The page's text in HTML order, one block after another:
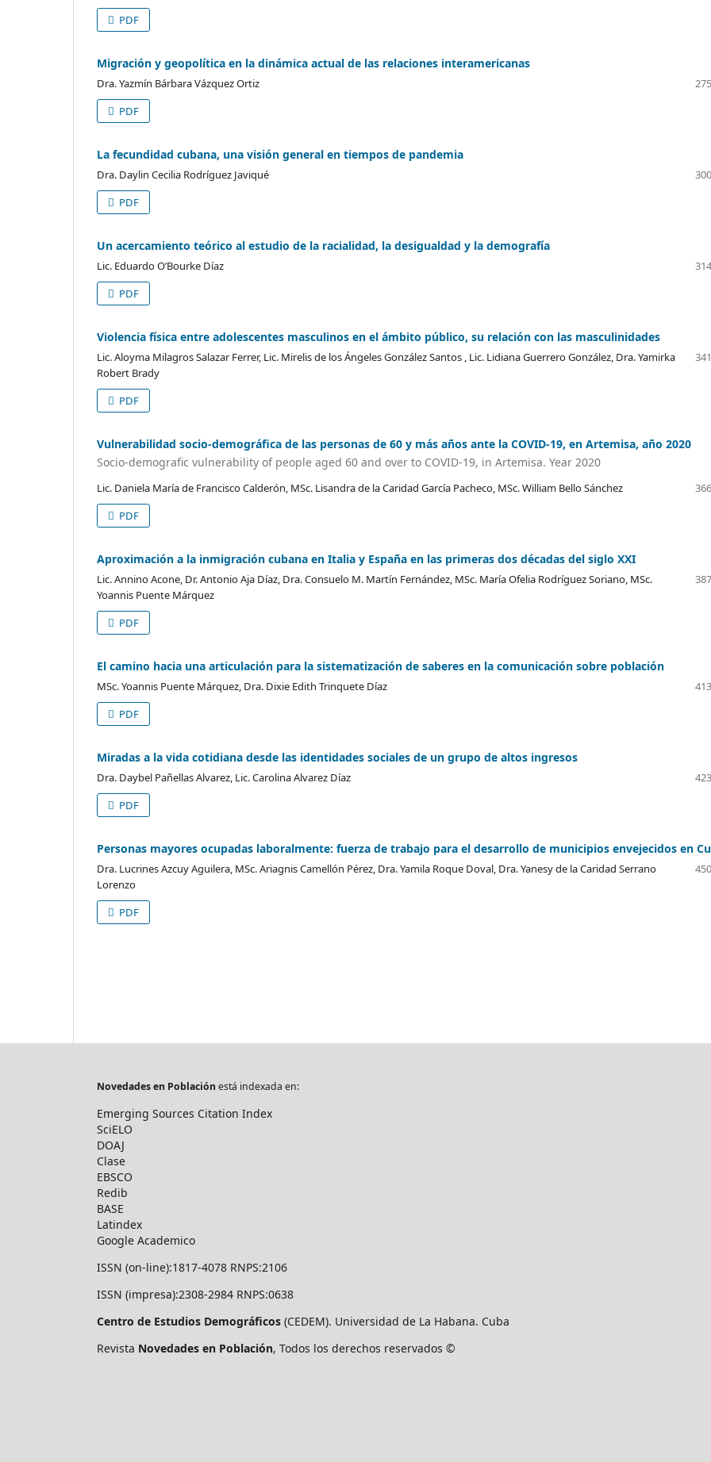
PDF
Migración y geopolítica en la dinámica actual de las relaciones interamericanas
Dra. Yazmín Bárbara Vázquez Ortiz
PDF
La fecundidad cubana, una visión general en tiempos de pandemia
Dra. Daylin Cecilia Rodríguez Javiqué
PDF
Un acercamiento teórico al estudio de la racialidad, la desigualdad y la demografía
Lic. Eduardo O’Bourke Díaz
PDF
Violencia física entre adolescentes masculinos en el ámbito público, su relación con las masculinidades
Lic. Aloyma Milagros Salazar Ferrer, Lic. Mirelis de los Ángeles González Santos , Lic. Lidiana Guerrero González, Dra. Yamirka
Robert Brady
PDF
Vulnerabilidad socio-demográfica de las personas de 60 y más años ante la COVID-19, en Artemisa, año 2020
Socio-demografic vulnerability of people aged 60 and over to COVID-19, in Artemisa. Year 2020
Lic. Daniela María de Francisco Calderón, MSc. Lisandra de la Caridad García Pacheco, MSc. William Bello Sánchez
PDF
Aproximación a la inmigración cubana en Italia y España en las primeras dos décadas del siglo XXI
Lic. Annino Acone, Dr. Antonio Aja Díaz, Dra. Consuelo M. Martín Fernández, MSc. María Ofelia Rodríguez Soriano, MSc.
Yoannis Puente Márquez
PDF
El camino hacia una articulación para la sistematización de saberes en la comunicación sobre población
MSc. Yoannis Puente Márquez, Dra. Dixie Edith Trinquete Díaz
PDF
Miradas a la vida cotidiana desde las identidades sociales de un grupo de altos ingresos
Dra. Daybel Pañellas Alvarez, Lic. Carolina Alvarez Díaz
PDF
Personas mayores ocupadas laboralmente: fuerza de trabajo para el desarrollo de municipios envejecidos en
Dra. Lucrines Azcuy Aguilera, MSc. Ariagnis Camellón Pérez, Dra. Yamila Roque Doval, Dra. Yanesy de la Caridad Serrano
Lorenzo
PDF
Novedades en Poblaciónestá indexada en:
Emerging Sources Citation Index
SciELO
DOAJ
Clase
EBSCO
Redib
BASE
Latindex
Google Academico
ISSN (on-line):1817-4078 RNPS:2106
ISSN (impresa):2308-2984 RNPS:0638
Centro de Estudios Demográficos (CEDEM). Universidad de La Habana. Cuba
Revista Novedades en Población, Todos los derechos reservados ©